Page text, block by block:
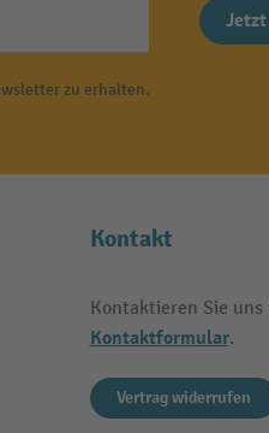
zu erhalten.
Kontakt
Kontaktieren Sie uns
Kontaktformular.
Vertrag widerrufen